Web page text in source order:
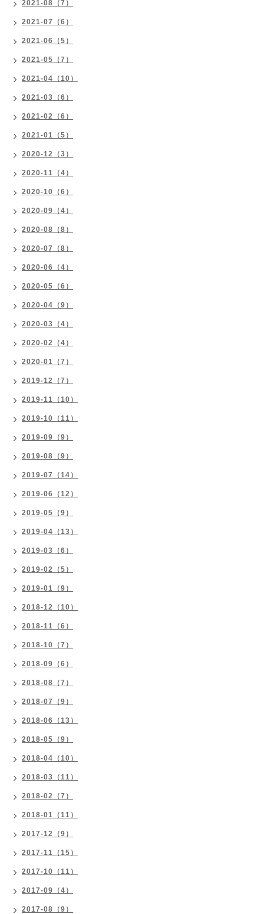
2021-08（7）
2021-07（6）
2021-06（5）
2021-05（7）
2021-04（10）
2021-03（6）
2021-02（6）
2021-01（5）
2020-12（3）
2020-11（4）
2020-10（6）
2020-09（4）
2020-08（8）
2020-07（8）
2020-06（4）
2020-05（6）
2020-04（9）
2020-03（4）
2020-02（4）
2020-01（7）
2019-12（7）
2019-11（10）
2019-10（11）
2019-09（9）
2019-08（9）
2019-07（14）
2019-06（12）
2019-05（9）
2019-04（13）
2019-03（6）
2019-02（5）
2019-01（9）
2018-12（10）
2018-11（6）
2018-10（7）
2018-09（6）
2018-08（7）
2018-07（9）
2018-06（13）
2018-05（9）
2018-04（10）
2018-03（11）
2018-02（7）
2018-01（11）
2017-12（9）
2017-11（15）
2017-10（11）
2017-09（4）
2017-08（9）